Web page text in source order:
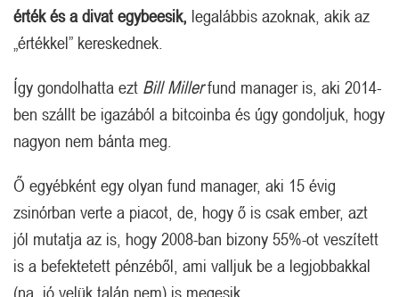
érték és a divat egybeesik, legalábbis azoknak, akik az
„értékkel” kereskednek.
Így gondolhatta ezt Bill Millerfund manager is, aki 2014-
ben szállt be igazából a bitcoinba és úgy gondoljuk, hogy
nagyon nem bánta meg.
Ő egyébként egy olyan fund manager, aki 15 évig
zsinórban verte a piacot, de, hogy ő is csak ember, azt
jól mutatja az is, hogy 2008-ban bizony 55%-ot veszített
is a befektetett pénzéből, ami valljuk be a legjobbakkal
(na, jó velük talán nem) is megesik.